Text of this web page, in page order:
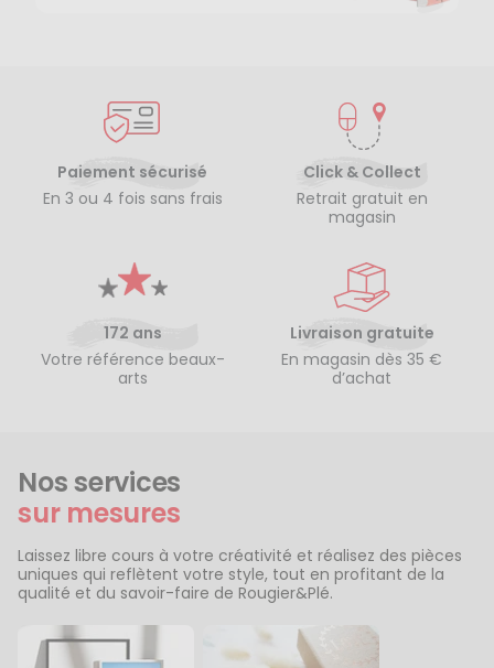
Paiement sécurisé
En 3 ou 4 fois sans frais
Click & Collect
Retrait gratuit en
magasin
172 ans
Votre référence beaux-
arts
Livraison gratuite
En magasin dès 35 €
d’achat
Nos services
sur mesures
Laissez libre cours à votre créativité et réalisez des pièces
uniques qui reflètent votre style, tout en profitant de la
qualité et du savoir-faire de Rougier&Plé.